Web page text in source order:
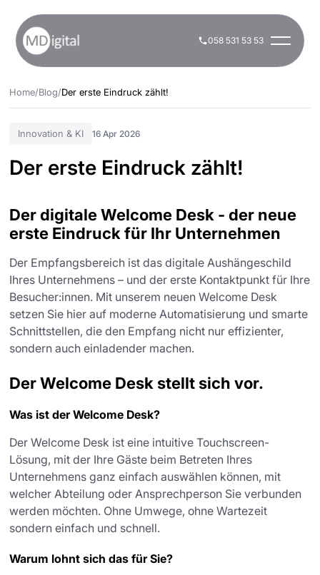
058 531 53 53
Home/Blog/Der erste Eindruck zählt!
Innovation & KI 16 Apr 2026
Der erste Eindruck zählt!
Der digitale Welcome Desk - der neue
erste Eindruck für Ihr Unternehmen
Der Empfangsbereich ist das digitale Aushängeschild
Ihres Unternehmens – und der erste Kontaktpunkt für Ihre
Besucher:innen. Mit unserem neuen Welcome Desk
setzen Sie hier auf moderne Automatisierung und smarte
Schnittstellen, die den Empfang nicht nur effizienter,
sondern auch einladender machen.
Der Welcome Desk stellt sich vor.
Was ist der Welcome Desk?
Der Welcome Desk ist eine intuitive Touchscreen-
Lösung, mit der Ihre Gäste beim Betreten Ihres
Unternehmens ganz einfach auswählen können, mit
welcher Abteilung oder Ansprechperson Sie verbunden
werden möchten. Ohne Umwege, ohne Wartezeit
sondern einfach und schnell.
Warum lohnt sich das für Sie?